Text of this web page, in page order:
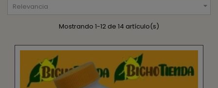
Relevancia 
Mostrando 1-12 de 14 artículo(s)